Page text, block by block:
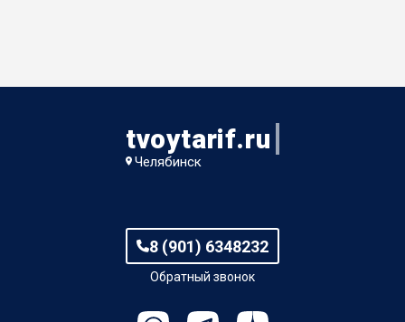
tvoytarif.ru
Челябинск
8 (901) 6348232
Обратный звонок